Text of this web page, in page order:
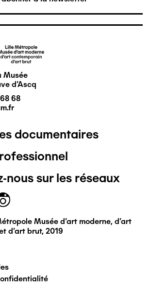
Musée
d'Ascq
68
documentaires
nous sur les réseaux
Musée d'art moderne, d'art
d'art brut, 2019